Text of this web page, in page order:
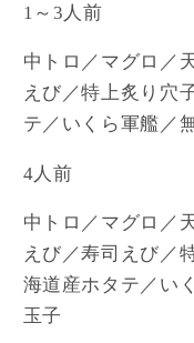
ん）
～
５
人
前）
年
7
月
1
日
～
５
人
年
7
月
1～3人前
中トロ／マグロ／
えび／特上炙り穴
テ／いくら軍艦／
4人前
中トロ／マグロ／
えび／寿司えび／
海道産ホタテ／い
玉子